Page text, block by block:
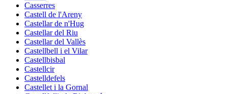
Casserres
Castell de l'Areny
Castellar de n'Hug
Castellar del Riu
Castellar del Vallès
Castellbell i el Vilar
Castellbisbal
Castellcir
Castelldefels
Castellet i la Gornal